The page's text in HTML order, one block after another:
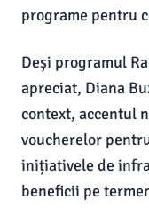
programe pentru
Deși programul
apreciat, Diana
context, accentul
voucherelor
inițiativele de
beneficii pe